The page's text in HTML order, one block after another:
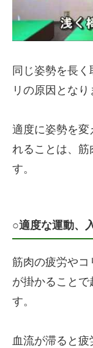
同じ姿勢を長
リの原因となり
適度に姿勢を変
れることは、
す。
○適度な運動、
筋肉の疲労やコ
が掛かることで
す。
血流が滞ると